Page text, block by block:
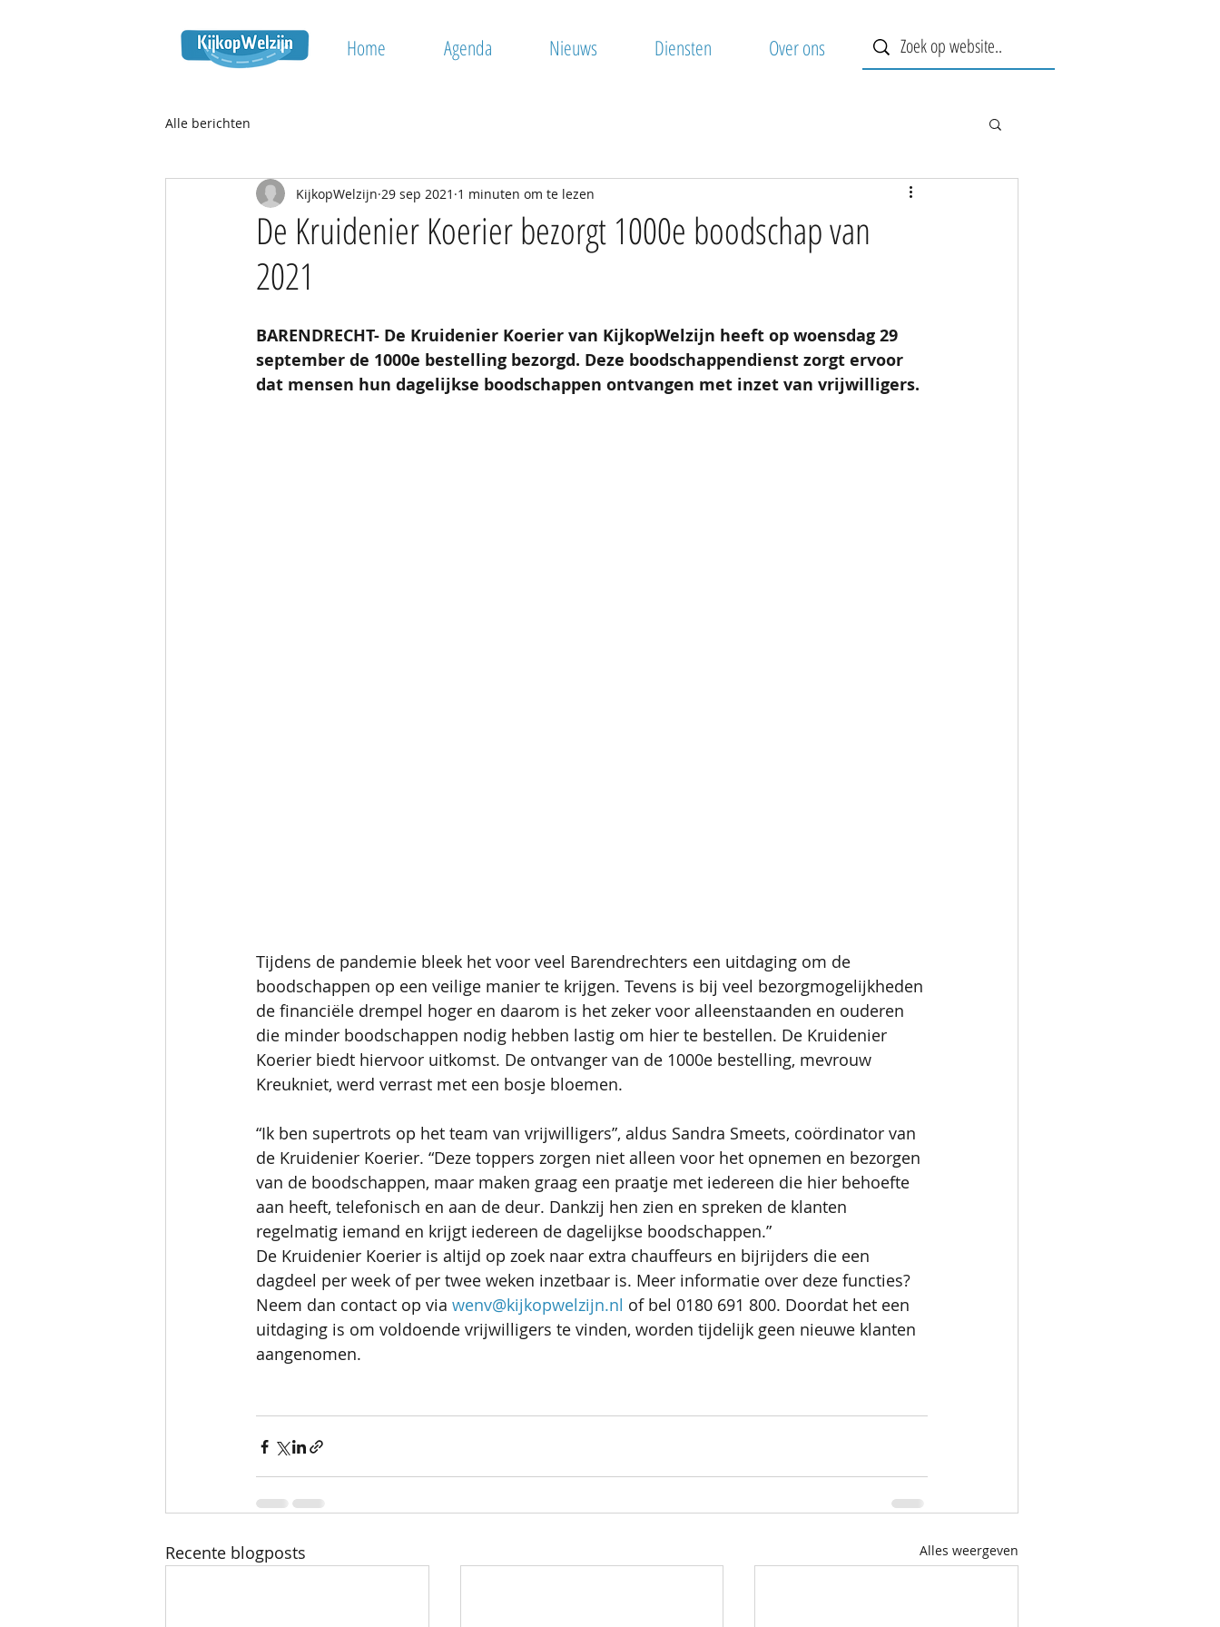
Home Agenda Nieuws Diensten Over ons
Alle berichten
De Kruidenier Koerier bezorgt 1000e boodschap van
2021
KijkopWelzijn 29 sep 2021 1 minuten om te lezen
BARENDRECHT- De Kruidenier Koerier van KijkopWelzijn heeft op woensdag 29
september de 1000e bestelling bezorgd. Deze boodschappendienst zorgt ervoor
dat mensen hun dagelijkse boodschappen ontvangen met inzet van vrijwilligers.
Tijdens de pandemie bleek het voor veel Barendrechters een uitdaging om de
boodschappen op een veilige manier te krijgen. Tevens is bij veel bezorgmogelijkheden
de financiële drempel hoger en daarom is het zeker voor alleenstaanden en ouderen
die minder boodschappen nodig hebben lastig om hier te bestellen. De Kruidenier
Koerier biedt hiervoor uitkomst. De ontvanger van de 1000e bestelling, mevrouw
Kreukniet, werd verrast met een bosje bloemen.
“Ik ben supertrots op het team van vrijwilligers”, aldus Sandra Smeets, coördinator van
de Kruidenier Koerier. “Deze toppers zorgen niet alleen voor het opnemen en bezorgen
van de boodschappen, maar maken graag een praatje met iedereen die hier behoefte
aan heeft, telefonisch en aan de deur. Dankzij hen zien en spreken de klanten
regelmatig iemand en krijgt iedereen de dagelijkse boodschappen.”
De Kruidenier Koerier is altijd op zoek naar extra chauffeurs en bijrijders die een
dagdeel per week of per twee weken inzetbaar is. Meer informatie over deze functies?
Neem dan contact op via wenv@kijkopwelzijn.nl of bel 0180 691 800. Doordat het een
uitdaging is om voldoende vrijwilligers te vinden, worden tijdelijk geen nieuwe klanten
aangenomen.
Recente blogposts Alles weergeven